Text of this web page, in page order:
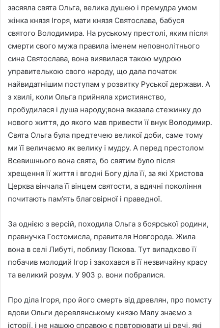
засяяла свята Ольга, велика душею і премудра умом
жінка князя Ігоря, мати князя Святослава, бабуся
святого Володимира. На руському престолі, яким після
смерти свого мужа правила іменем неповнолітнього
сина Святослава, вона виявилася такою мудрою
управителькою свого народу, що дала початок
найвидатнішим поступам у розвитку Руської держави. А
з хвилі, коли Ольга прийняла християнство,
пробудилася і душа народу;вона вказала стежинку до
нового життя, до якого мав привести її внук Володимир.
Свята Ольга була предтечею великої доби, саме тому
ми її величаємо як велику і мудру. А перед престолом
Всевишнього вона свята, бо святим було після
хрещення її життя і вгодні Богу діла її, за які Христова
Церква вінчала її вінцем святости, а вдячні покоління
почитають пам’ять благовірної і праведної.
За однією з версій, походила Ольга з боярської родини,
правнучка Гостомисла, правителя Новгорода. Жила
вона в селі Либуті, поблизу Пскова. Тут випадково її
побачив молодий Ігор і закохався в її незвичайну красу
та великий розум. У 903 р. вони побралися.
Про діла Ігоря, про його смерть від древлян, про помсту
вдови Ольги деревлянському князю Малу знаємо з
історії, і не нашою справою є повторювати ці речі, які